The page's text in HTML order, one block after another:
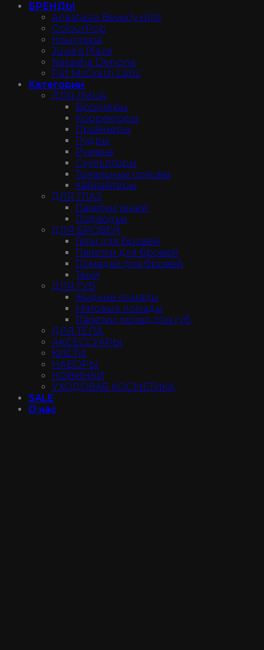
БРЕНДЫ
Anastasia Beverly Hills
ColourPop
Hourglass
Juvia’s Place
Natasha Denona
Pat McGrath Labs
Категории
ДЛЯ ЛИЦА
Бронзеры
Корректоры
Праймеры
Пудры
Румяна
Скульпторы
Тональные основы
Хайлайтеры
ДЛЯ ГЛАЗ
Палетки теней
Подводки
ДЛЯ БРОВЕЙ
Гели для бровей
Палетки для бровей
Помадки для бровей
Тени
ДЛЯ ГУБ
Жидкие помады
Матовые помады
Палетки помад для губ
ДЛЯ ТЕЛА
АКСЕССУАРЫ
КИСТИ
НАБОРЫ
НОВИНКИ
УХОДОВАЯ КОСМЕТИКА
SALE
О нас